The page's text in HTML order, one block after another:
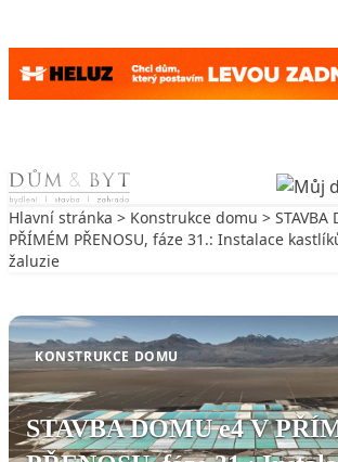
Skip to content
Hlavní stránka > Konstrukce domu > STAVBA
PŘÍMÉM PŘENOSU, fáze 31.: Instalace
žaluzie
KONSTRUKCE DOMU
STAVBA DOMU e4 V